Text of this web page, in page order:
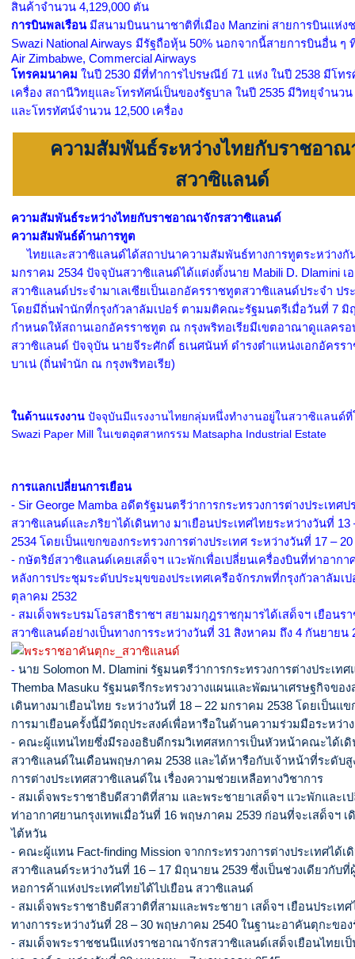
สินค้าจำนวน 4,129,000 ตัน
การบินพลเรือนมีสนามบินนานาชาติที่เมือง Manzini สายการบินแห่ง
Swazi National Airways มีรัฐถือหุ้น 50% นอกจากนี้สายการบินอื่น ๆ
Air Zimbabwe, Commercial Airways
โทรคมนาคม ในปี 2530 มีที่ทำการไปรษณีย์ 71 แห่ง ในปี 2538 มีโทร
เครื่อง สถานีวิทยุและโทรทัศน์เป็นของรัฐบาล ในปี 2535 มีวิทยุจำนวน
และโทรทัศน์จำนวน 12,500 เครื่อง
ความสัมพันธ์ระหว่างไทยกับราชอาณ
สวาซิแลนด์
ความสัมพันธ์ระหว่างไทยกับราชอาณาจักรสวาซิแลนด์
ความสัมพันธ์ด้านการทูต
ไทยและสวาซิแลนด์ได้สถาปนาความสัมพันธ์ทางการทูตระหว่างกั
มกราคม 2534 ปัจจุบันสวาซิแลนด์ได้แต่งตั้งนาย Mabili D. Dlamini เ
สวาซิแลนด์ประจำมาเลเซียเป็นเอกอัครราชทูตสวาซิแลนด์ประจำ ปร
โดยมีถิ่นพำนักที่กรุงกัวลาลัมเปอร์ ตามมติคณะรัฐมนตรีเมื่อวันที่ 7 มิ
กำหนดให้สถานเอกอัครราชทูต ณ กรุงพริทอเรียมีเขตอาณาดูแลครอ
สวาซิแลนด์ ปัจจุบัน นายจีระศักดิ์ ธเนศนันท์ ดำรงตำแหน่งเอกอัครร
บาเน่ (ถิ่นพำนัก ณ กรุงพริทอเรีย)
ในด้านแรงงาน ปัจจุบันมีแรงงานไทยกลุ่มหนึ่งทำงานอยู่ในสวาซิแลนด์ที่
Swazi Paper Mill ในเขตอุตสาหกรรม Matsapha Industrial Estate
การแลกเปลี่ยนการเยือน
- Sir George Mamba อดีตรัฐมนตรีว่าการกระทรวงการต่างประเทศป
สวาซิแลนด์และภริยาได้เดินทาง มาเยือนประเทศไทยระหว่างวันที่
2534 โดยเป็นแขกของกระทรวงการต่างประเทศ ระหว่างวันที่ 17 –
- กษัตริย์สวาซิแลนด์เคยเสด็จฯ แวะพักเพื่อเปลี่ยนเครื่องบินที่ท่าอากา
หลังการประชุมระดับประมุขของประเทศเครือจักรภพที่กรุงกัวลาลัมเป
ตุลาคม 2532
- สมเด็จพระบรมโอรสาธิราชฯ สยามมกุฎราชกุมารได้เสด็จฯ เยือนร
สวาซิแลนด์อย่างเป็นทางการระหว่างวันที่ 31 สิงหาคม ถึง 4 กันยายน
- นาย Solomon M. Dlamini รัฐมนตรีว่าการกระทรวงการต่างประเทศ
Themba Masuku รัฐมนตรีกระทรวงวางแผนและพัฒนาเศรษฐกิจขอ
เดินทางมาเยือนไทย ระหว่างวันที่ 18 – 22 มกราคม 2538 โดยเป็นแข
การมาเยือนครั้งนี้มีวัตถุประสงค์เพื่อหารือในด้านความร่วมมือระหว่าง
- คณะผู้แทนไทยซึ่งมีรองอธิบดีกรมวิเทศสหการเป็นหัวหน้าคณะได้เดิ
สวาซิแลนด์ในเดือนพฤษภาคม 2538 และได้หารือกับเจ้าหน้าที่ระดับสู
การต่างประเทศสวาซิแลนด์ใน เรื่องความช่วยเหลือทางวิชาการ
- สมเด็จพระราชาธิบดีสวาติที่สาม และพระชายาเสด็จฯ แวะพักและเ
ท่าอากาศยานกรุงเทพเมื่อวันที่ 16 พฤษภาคม 2539 ก่อนที่จะเสด็จฯ เ
ไต้หวัน
- คณะผู้แทน Fact-finding Mission จากกระทรวงการต่างประเทศได้เ
สวาซิแลนด์ระหว่างวันที่ 16 – 17 มิถุนายน 2539 ซึ่งเป็นช่วงเดียวกับ
หอการค้าแห่งประเทศไทยได้ไปเยือน สวาซิแลนด์
- สมเด็จพระราชาธิบดีสวาติที่สามและพระชายา เสด็จฯ เยือนประเทศ
ทางการระหว่างวันที่ 28 – 30 พฤษภาคม 2540 ในฐานะอาคันตุกะของ
- สมเด็จพระราชชนนีแห่งราชอาณาจักรสวาซิแลนด์เสด็จเยือนไทยเ